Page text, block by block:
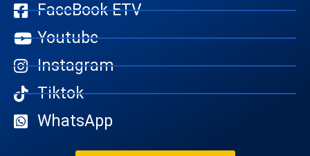
FaceBook ETV
Youtube
Instagram
Tiktok
WhatsApp